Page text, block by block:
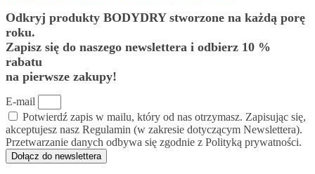
Odkryj produkty BODYDRY stworzone na każdą porę
roku.
Zapisz się do naszego newslettera i odbierz 10 %
rabatu
na pierwsze zakupy!
E-mail
Potwierdź zapis w mailu, który od nas otrzymasz. Zapisując się,
akceptujesz nasz Regulamin (w zakresie dotyczącym Newslettera).
Przetwarzanie danych odbywa się zgodnie z Polityką prywatności.
Dołącz do newslettera